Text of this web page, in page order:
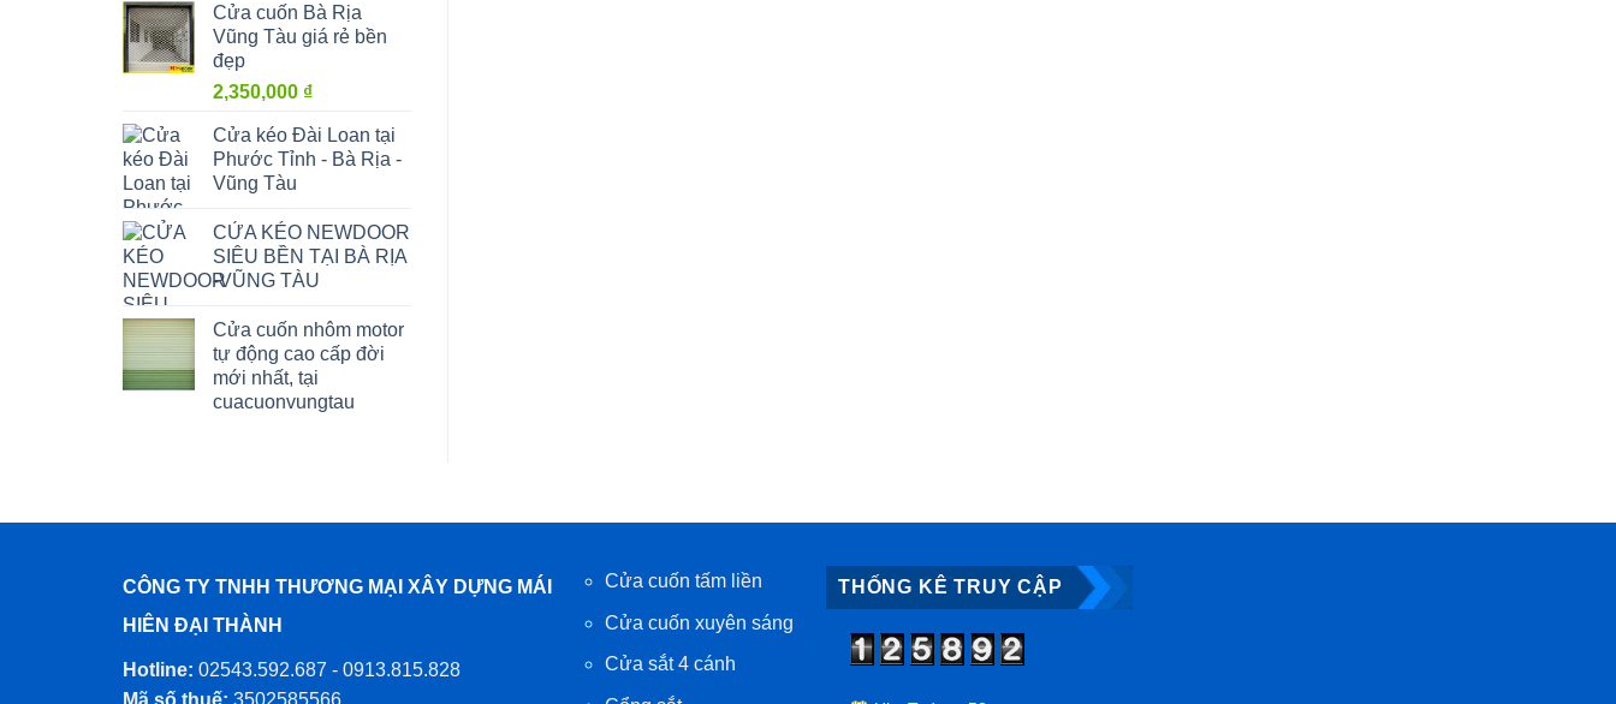
Cửa cuốn Bà Rịa
Vũng Tàu giá rẻ bền
đẹp
2,350,000 ₫
Cửa kéo Đài Loan tại
Phước Tỉnh - Bà Rịa -
Vũng Tàu
CỬA KÉO NEWDOOR
SIÊU BỀN TẠI BÀ RỊA
-VŨNG TÀU
Cửa cuốn nhôm motor
tự động cao cấp đời
mới nhất, tại
cuacuonvungtau
CÔNG TY TNHH THƯƠNG MẠI XÂY DỰNG MÁI
HIÊN ĐẠI THÀNH
Hotline: 02543.592.687 - 0913.815.828
Mã số thuế: 3502585566
Cửa cuốn tấm liền
Cửa cuốn xuyên sáng
Cửa sắt 4 cánh
THỐNG KÊ TRUY CẬP